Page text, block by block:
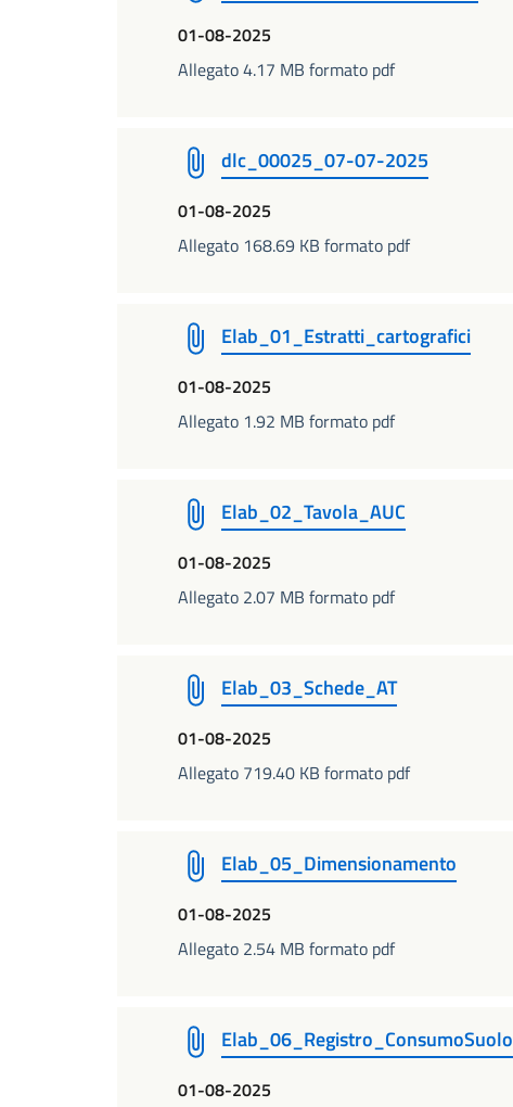
01-08-2025
Allegato 4.17 MB formato pdf
dlc_00025_07-07-2025
01-08-2025
Allegato 168.69 KB formato pdf
Elab_01_Estratti_cartografici
01-08-2025
Allegato 1.92 MB formato pdf
Elab_02_Tavola_AUC
01-08-2025
Allegato 2.07 MB formato pdf
Elab_03_Schede_AT
01-08-2025
Allegato 719.40 KB formato pdf
Elab_05_Dimensionamento
01-08-2025
Allegato 2.54 MB formato pdf
Elab_06_Registro_ConsumoSuolo
01-08-2025